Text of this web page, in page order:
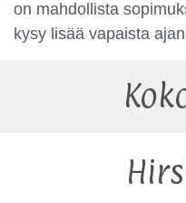
on mahdollista
kysy lisää vapaista